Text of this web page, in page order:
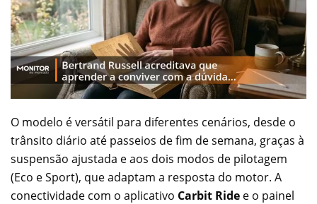
O modelo é versátil para diferentes cenários, desde o
trânsito diário até passeios de fim de semana, graças à
suspensão ajustada e aos dois modos de pilotagem
(Eco e Sport), que adaptam a resposta do motor. A
conectividade com o aplicativo Carbit Ride e o painel